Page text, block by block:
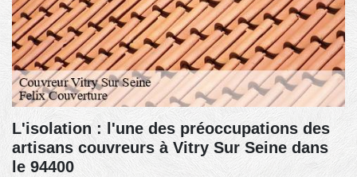
L'isolation : l'une des préoccupations des
artisans couvreurs à Vitry Sur Seine dans
le 94400